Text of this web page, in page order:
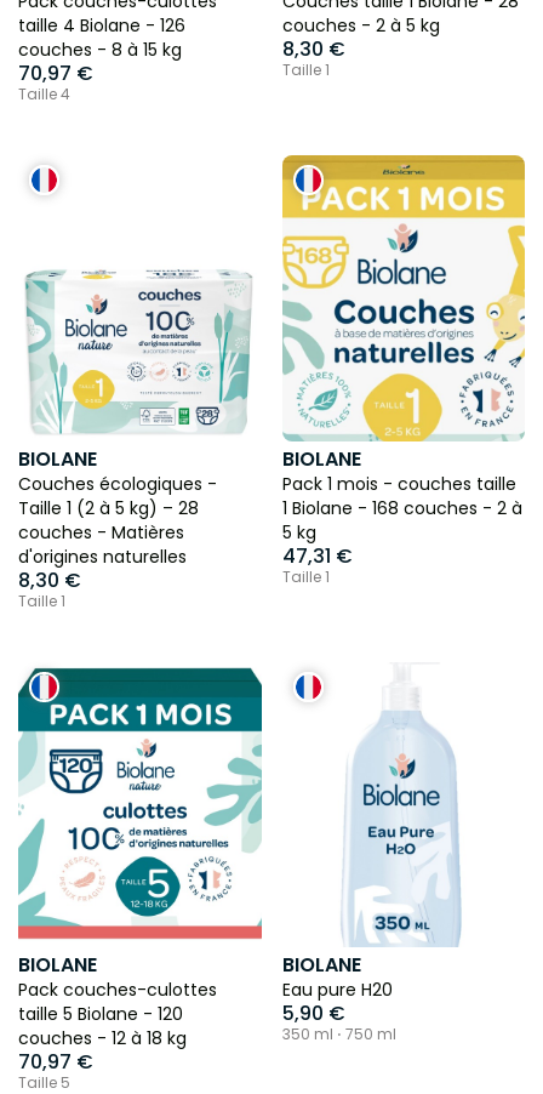
taille 4 Biolane - 126
couches - 8 à 15 kg
70,97 €
Taille 4
couches - 2 à 5 kg
8,30 €
Taille 1
BIOLANE
Couches écologiques -
Taille 1 (2 à 5 kg) – 28
couches - Matières
d'origines naturelles
8,30 €
Taille 1
BIOLANE
Pack 1 mois - couches taille
1 Biolane - 168 couches - 2 à
5 kg
47,31 €
Taille 1
BIOLANE
Pack couches-culottes
taille 5 Biolane - 120
couches - 12 à 18 kg
70,97 €
Taille 5
BIOLANE
Eau pure H20
5,90 €
350 ml ⋅ 750 ml